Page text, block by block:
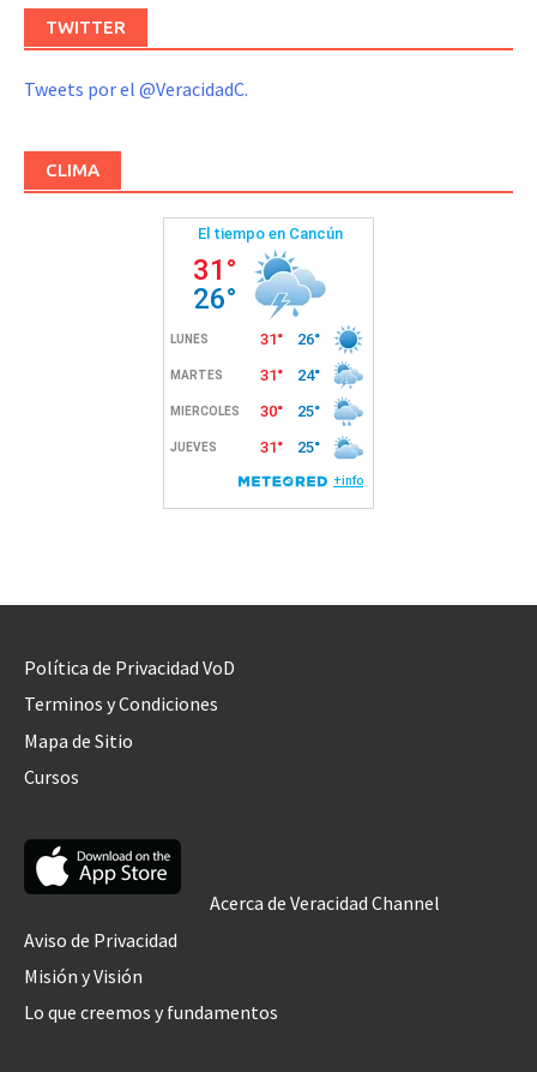
TWITTER
Tweets por el @VeracidadC.
CLIMA
Política de Privacidad VoD
Terminos y Condiciones
Mapa de Sitio
Cursos
Acerca de Veracidad Channel
Aviso de Privacidad
Misión y Visión
Lo que creemos y fundamentos